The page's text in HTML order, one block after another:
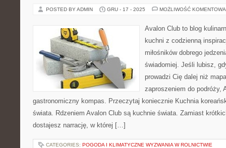
POSTED BY ADMIN GRU - 17 - 2025 MOŻLIWOŚĆ
Avalon Club to blog
kuchni z codzienną
miłośników dobrego
świadomiej. Jeśli lubisz,
prowadzi Cię dalej niż
zaproszeniem do podróży,
gastronomiczny kompas. Przeczytaj koniecznie Kuchnia
świata. Rdzeniem Avalon Club są kuchnie świata. Zamiast
dostajesz narrację, w której […]
CATEGORIES: POGODA I KLIMATYCZNE WYZWANIA W ROLNICTWIE